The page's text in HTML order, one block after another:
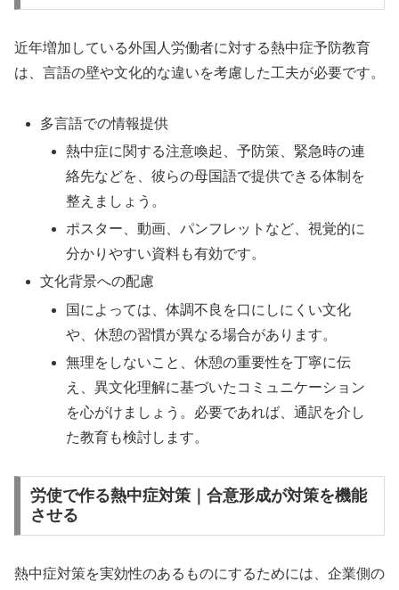
近年増加している外国人労働者に対する熱中症予防教育
は、言語の壁や文化的な違いを考慮した工夫が必要です。
多言語での情報提供
熱中症に関する注意喚起、予防策、緊急時の連
絡先などを、彼らの母国語で提供できる体制を
整えましょう。
ポスター、動画、パンフレットなど、視覚的に
分かりやすい資料も有効です。
文化背景への配慮
国によっては、体調不良を口にしにくい文化
や、休憩の習慣が異なる場合があります。
無理をしないこと、休憩の重要性を丁寧に伝
え、異文化理解に基づいたコミュニケーション
を心がけましょう。必要であれば、通訳を介し
た教育も検討します。
労使で作る熱中症対策｜合意形成が対策を機能
させる
熱中症対策を実効性のあるものにするためには、企業側の